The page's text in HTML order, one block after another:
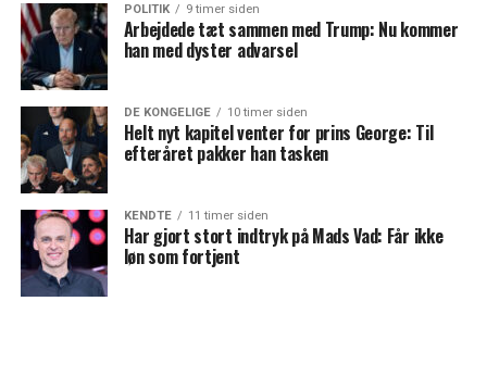
POLITIK 9 timer siden
Arbejdede tæt sammen med Trump: Nu kommer
han med dyster advarsel
DE KONGELIGE 10 timer siden
Helt nyt kapitel venter for prins George: Til
efteråret pakker han tasken
KENDTE 11 timer siden
Har gjort stort indtryk på Mads Vad: Får ikke
løn som fortjent